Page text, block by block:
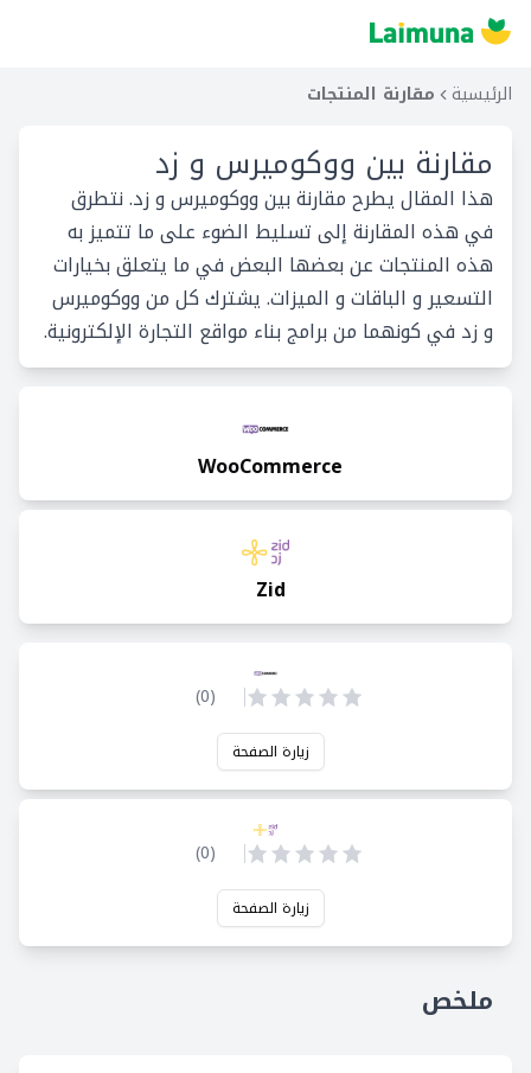
الرئيسية مقارنة المنتجات
مقارنة بين ووكوميرس و زد
هذا المقال يطرح مقارنة بين ووكوميرس و زد. نتطرق
في هذه المقارنة إلى تسليط الضوء على ما تتميز به
هذه المنتجات عن بعضها البعض في ما يتعلق بخيارات
التسعير و الباقات و الميزات. يشترك كل من ووكوميرس
و زد في كونهما من برامج بناء مواقع التجارة الإلكترونية.
WooCommerce
Zid
(
0
)
زيارة الصفحة
(
0
)
زيارة الصفحة
ملخص